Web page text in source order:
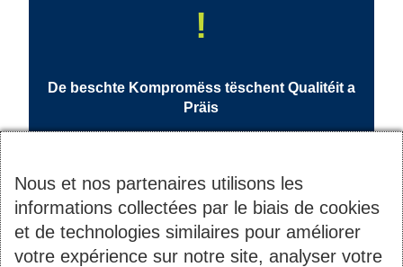
Nous et nos partenaires utilisons les
informations collectées par le biais de cookies
et de technologies similaires pour améliorer
votre expérience sur notre site, analyser votre
!
De beschte Kompromëss tëschent Qualitéit a
Präis